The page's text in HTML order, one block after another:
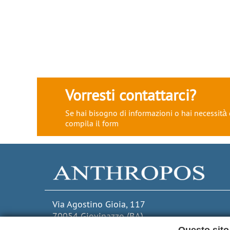
Vorresti contattarci?
Se hai bisogno di informazioni o hai
compila il form
Via Agostino Gioia, 117
70054 Giovinazzo (BA)